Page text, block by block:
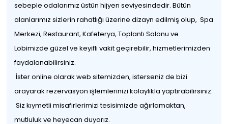
sebeple odalarımız üstün hijyen seviyesindedir. Bütün
alanlarımız sizlerin rahatlığı üzerine dizayn edilmiş olup, Spa
Merkezi, Restaurant, Kafeterya, Toplantı Salonu ve
Lobimizde güzel ve keyifli vakit geçirebilir, hizmetlerimizden
faydalanabilirsiniz.
İster online olarak web sitemizden, isterseniz de bizi
arayarak rezervasyon işlemlerinizi kolaylıkla yaptırabilirsiniz.
Siz kıymetli misafirlerimizi tesisimizde ağırlamaktan,
mutluluk ve heyecan duyarız.